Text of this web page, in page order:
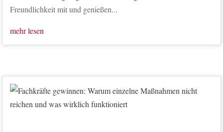
Freundlichkeit mit und genießen...
mehr lesen